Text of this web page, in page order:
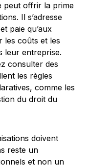
peut offrir la prime
Il s’adresse
paie qu’aux
les coûts et les
leur entreprise.
consulter des
les règles
comme les
du droit du
doivent
reste un
et non un